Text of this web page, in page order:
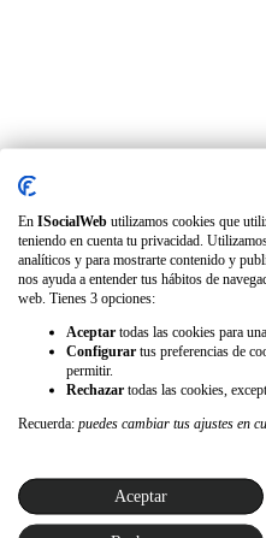
En ISocialWeb utilizamos cookies que
teniendo en cuenta tu privacidad.
analíticos y para mostrarte contenido y
nos ayuda a entender tus hábitos de
web. Tienes 3 opciones:
Aceptar todas las cookies para
Configurar tus preferencias de
permitir.
Rechazar todas las cookies,
Recuerda: puedes cambiar tus ajustes en
Aceptar